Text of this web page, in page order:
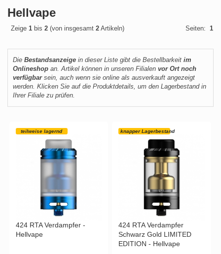
Hellvape
Zeige 1 bis 2 (von insgesamt 2 Artikeln) Seiten: 1
Die Bestandsanzeige in dieser Liste gibt die Bestellbarkeit im
Onlineshop an. Artikel können in unseren Filialen vor Ort noch
verfügbarsein, auch wenn sie online als ausverkauft angezeigt
werden. Klicken Sie auf die Produktdetails, um den Lagerbestand in
Ihrer Filiale zu prüfen.
teilweise lagernd
424 RTA Verdampfer -
Hellvape
knapper Lagerbestand
424 RTA Verdampfer
Schwarz Gold LIMITED
EDITION - Hellvape